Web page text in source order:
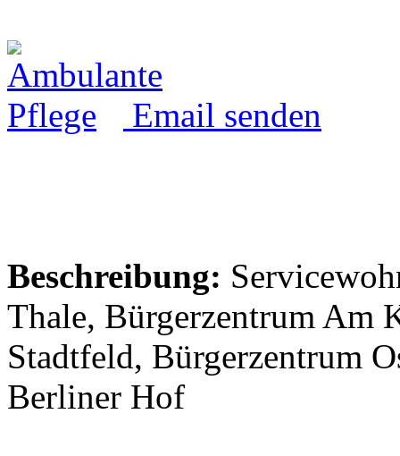
Email senden
Beschreibung:
Thale, Bürgerzentrum Am
Stadtfeld, Bürgerzentrum
Berliner Hof